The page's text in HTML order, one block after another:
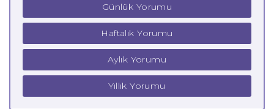
Günlük Yorumu
Haftalık Yorumu
Aylık Yorumu
Yıllık Yorumu